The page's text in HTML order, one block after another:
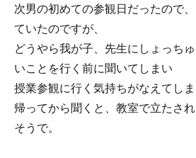
次男の初めての参観日だったので
ていたのですが、
どうやら我が子、先生にしょっち
いことを行く前に聞いてしまい
授業参観に行く気持ちがなえてしま
帰ってから聞くと、教室で立たさ
そうで。